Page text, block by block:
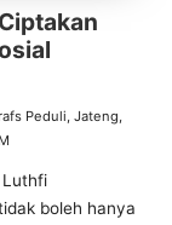
Peduli ,Jateng
Luthfi
boleh hanya